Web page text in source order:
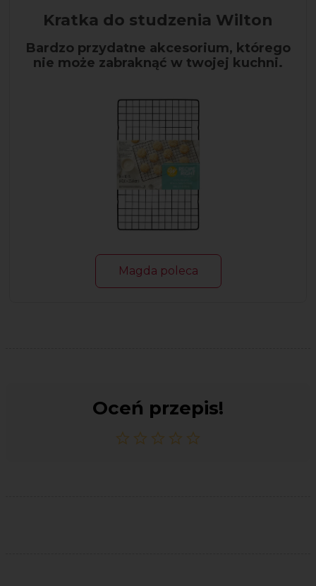
Kratka do studzenia Wilton
Bardzo przydatne akcesorium, którego
nie może zabraknąć w twojej kuchni.
Magda poleca
Oceń przepis!